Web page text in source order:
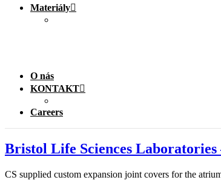
Materiály
O nás
KONTAKT
Careers
Bristol Life Sciences
CS supplied custom expansion joint covers for the